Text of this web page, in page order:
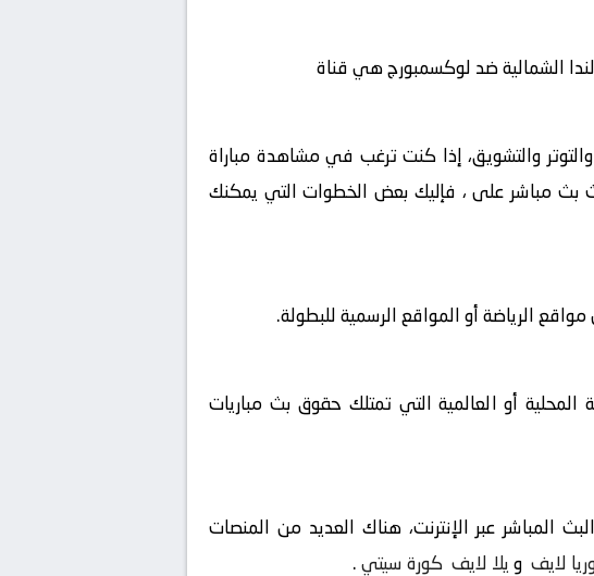
الشمالية ضد لوكسمبورج هي قناة
والتشويق، إذا كنت ترغب في مشاهدة مباراة
بث مباشر على ، فإليك بعض الخطوات التي يمكنك
الرياضة أو المواقع الرسمية للبطولة.
المحلية أو العالمية التي تمتلك حقوق بث مباريات
المباشر عبر الإنترنت، هناك العديد من المنصات
لايف ويلا لايف كورة سيتي.